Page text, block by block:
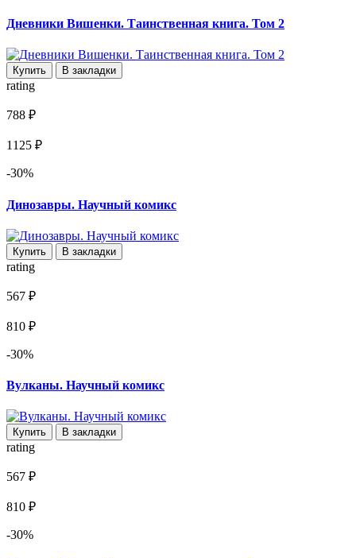
Дневники Вишенки. Таинственная книга. Том 2
Купить В закладки
rating
788 ₽
1125 ₽
-30%
Динозавры. Научный комикс
Купить В закладки
rating
567 ₽
810 ₽
-30%
Вулканы. Научный комикс
Купить В закладки
rating
567 ₽
810 ₽
-30%